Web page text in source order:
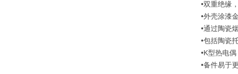
•双重绝缘
•外壳涂漆
•通过陶瓷
•包括陶瓷
•K型热电偶
•备件易于